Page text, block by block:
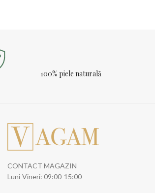
100% piele naturală
CONTACT MAGAZIN
Luni-Vineri: 09:00-15:00